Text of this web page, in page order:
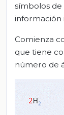
símbolos de
Comienza
que tiene
número de